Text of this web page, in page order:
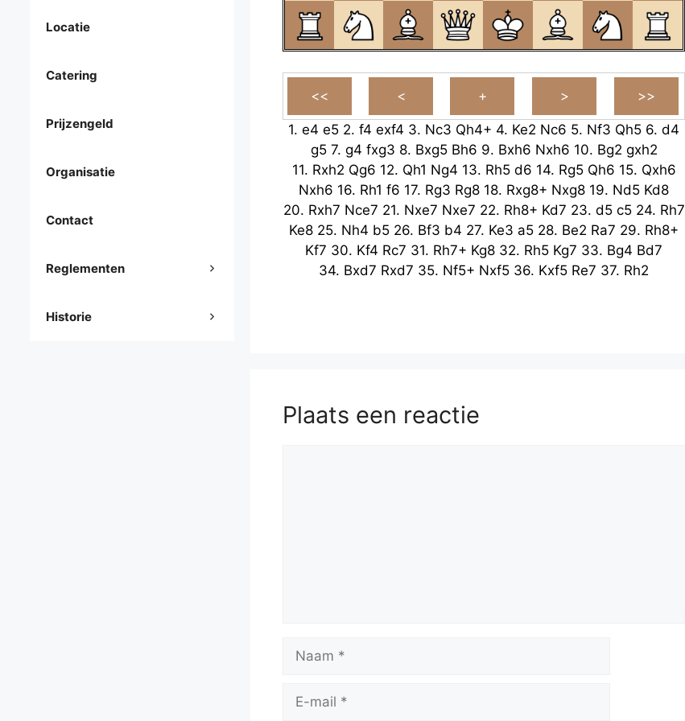
1. e4 e5 2. f4 exf4 3. Nc3 Qh4+ 4. Ke2 Nc6 5. Nf3 Qh5 6. d4
g5 7. g4 fxg3 8. Bxg5 Bh6 9. Bxh6 Nxh6 10. Bg2 gxh2
11. Rxh2 Qg6 12. Qh1 Ng4 13. Rh5 d6 14. Rg5 Qh6 15. Qxh6
Nxh6 16. Rh1 f6 17. Rg3 Rg8 18. Rxg8+ Nxg8 19. Nd5 Kd8
20. Rxh7 Nce7 21. Nxe7 Nxe7 22. Rh8+ Kd7 23. d5 c5 24. Rh7
Ke8 25. Nh4 b5 26. Bf3 b4 27. Ke3 a5 28. Be2 Ra7 29. Rh8+
Kf7 30. Kf4 Rc7 31. Rh7+ Kg8 32. Rh5 Kg7 33. Bg4 Bd7
34. Bxd7 Rxd7 35. Nf5+ Nxf5 36. Kxf5 Re7 37. Rh2
Plaats een reactie
mail
Locatie
Catering
Prijzengeld
Organisatie
Contact
Reglementen
Historie